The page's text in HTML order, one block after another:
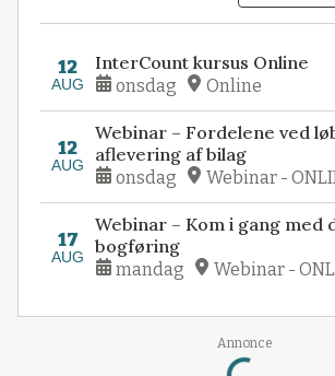
12
AUG
InterCount kursus Online
onsdag Online
12
AUG
Webinar – Fordelene ved
aflevering af bilag
onsdag Webinar -
17
AUG
Webinar – Kom i gang med
bogføring
mandag Webinar -
Annonce
Loading...